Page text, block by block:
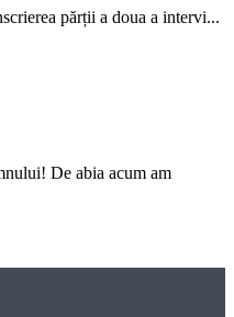
părții a doua a intervi...
De abia acum am